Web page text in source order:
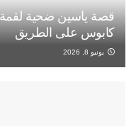
قصة ياسين ضحية
كابوس على الطريق
يونيو 8, 2026